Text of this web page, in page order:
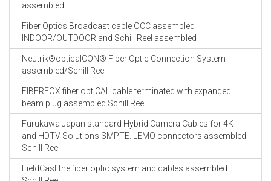
assembled
Fiber Optics Broadcast cable OCC assembled
INDOOR/OUTDOOR and Schill Reel assembled
Neutrik®opticalCON® Fiber Optic Connection System
assembled/Schill Reel
FIBERFOX fiber optiCAL cable terminated with expanded
beam plug assembled Schill Reel
Furukawa Japan standard Hybrid Camera Cables for 4K
and HDTV Solutions SMPTE. LEMO connectors assembled
Schill Reel
FieldCast the fiber optic system and cables assembled